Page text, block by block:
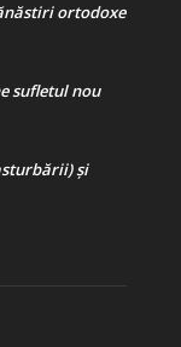
ortodoxe
sufletul nou
şi